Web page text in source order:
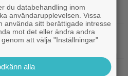
väntar
för Jackie Chans nya
filmas uppföljaren
för läskig – Warner Bros
du databehandling inom
användarupplevelsen. Vissa
använda sitt berättigade intresse
mot det eller ändra andra
att välja "Inställningar"
alla